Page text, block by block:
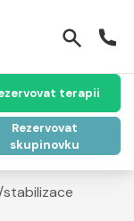
terapii
Rezervovat
skupinovku
stabilizace